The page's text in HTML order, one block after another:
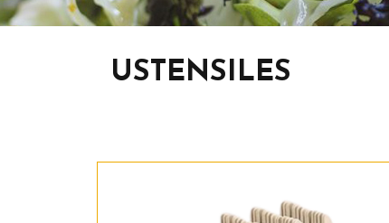
USTENSILES